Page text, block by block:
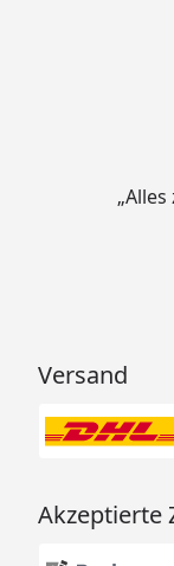
Versand
Akzeptierte